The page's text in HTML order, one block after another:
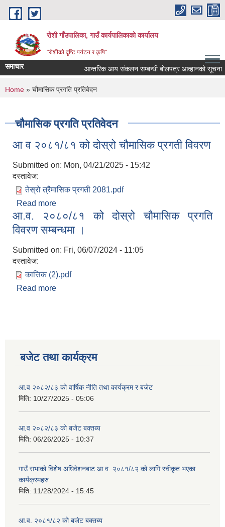
Skip to main content
रोशी गाँउपालिका, गाउँ कार्यपालिकाको कार्यालय
"रोशीको दृष्टि पर्यटन र कृषि"
समाचार आन्तरिक आय संकलन सम्बन्धी बोलपत्र आव्हानको सूचना
You are here
Home » चौमासिक प्रगति प्रतिवेदन
चौमासिक प्रगति प्रतिवेदन
आ व २०८१/८१ को दोस्रो चौमासिक प्रगती विवरण
Submitted on: Mon, 04/21/2025 - 15:42
दस्तावेज:
तेस्रो त्रैमासिक प्रगती 2081.pdf
Read more
आ.व. २०८०/८१ को दोस्रो चौमासिक प्रगति
विवरण सम्बन्धमा ।
Submitted on: Fri, 06/07/2024 - 11:05
दस्तावेज:
कात्तिक (2).pdf
Read more
बजेट तथा कार्यक्रम
आ.व २०८२/८३ को वार्षिक नीति तथा कार्यक्रम र बजेट
मिति: 10/27/2025 - 05:06
आ.व २०८२/८३ को बजेट बक्तब्य
मिति: 06/26/2025 - 10:37
गाउँ सभाको विशेष अधिवेशनबाट आ.व. २०८१/८२ को लागि स्वीकृत भएका
कार्यक्रमहरु
मिति: 11/28/2024 - 15:45
आ.व. २०८१/८२ को बजेट बक्तब्य